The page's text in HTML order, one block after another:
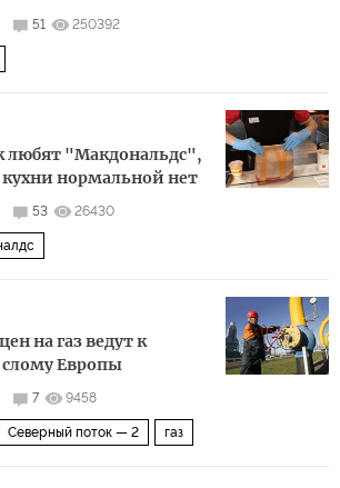
51 250392
любят "Макдональдс",
нормальной нет
53 26430
на газ ведут к
Европы
7 9458
Северный поток — 2 газ